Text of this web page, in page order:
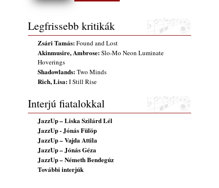
Magyar jazzmuzsikus szülők és zenész
gyermekeik – 42. rész: Vörös László +
Vörösné Strausz Eszter + Vörös Bence
2026. július 30.
The Next Generation — 11. rész: Horváth
Szabolcs
2026. július 25.
2026. július 25.
Zsári Tamás: Found and Lost
2026. július 24.
FREE JAZZ ALBUMS 2026 - 134. rész
2026. július 16.
A free jazz kiemelkedő alakjai - 79. rész:
Marion Brown
Legfrissebb kritikák
Zsári Tamás:Found and Lost
Akinmusire, Ambrose:Slo-Mo Neon Luminate
Hoverings
Shadowlands:Two Minds
Rich, Lisa:I Still Rise
Interjú fiatalokkal
JazzUp – Liska Szilárd Lél
JazzUp - Jónás Fülöp
JazzUp – Vajda Attila
JazzUp – Jónás Géza
JazzUp – Németh Bendegúz
További interjúk